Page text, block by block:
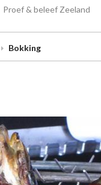
Proef & beleef Zeeland
Bokking